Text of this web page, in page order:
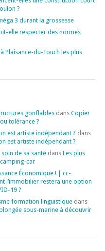
?
3 durant la grossesse
elle respecter des normes
Plaisance-du-Touch les plus
gonflables dans Copier
tolérance ?
est artiste indépendant ? dans
est artiste indépendant ?
de sa santé dans Les plus
car
Économique ! | cc-
l’immobilier restera une option
19 ?
formation linguistique dans
sous-marine à découvrir